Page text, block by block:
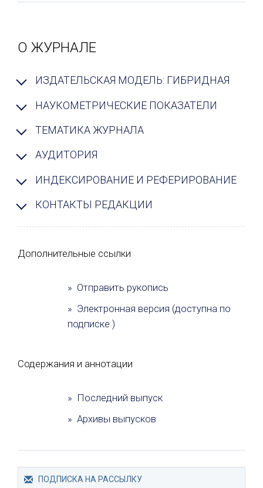
О ЖУРНАЛЕ
ИЗДАТЕЛЬСКАЯ МОДЕЛЬ: ГИБРИДНАЯ
НАУКОМЕТРИЧЕСКИЕ ПОКАЗАТЕЛИ
ТЕМАТИКА ЖУРНАЛА
АУДИТОРИЯ
ИНДЕКСИРОВАНИЕ И РЕФЕРИРОВАНИЕ
КОНТАКТЫ РЕДАКЦИИ
Дополнительные ссылки
» Отправить рукопись
» Электронная версия (доступна по
подписке )
Содержания и аннотации
» Последний выпуск
» Архивы выпусков
ПОДПИСКА НА РАССЫЛКУ